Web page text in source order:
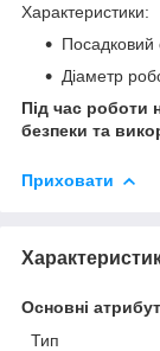
Характеристики:
Діаметр
Під час роботи
безпеки та
Приховати
Основні
Тип